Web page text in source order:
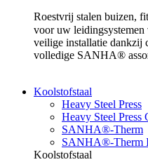
Roestvrij stalen buizen,
voor uw
veilige installatie
volledige SANHA®
Koolstofstaal
Heavy Steel Press
Heavy Steel Press
SANHA®-Therm
SANHA®-Therm
Koolstofstaal